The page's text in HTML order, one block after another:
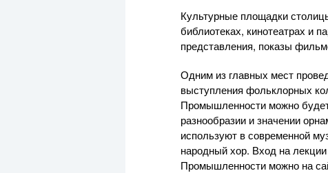
Культурные площадки
библиотеках, кинотеатрах и
представления, показы
Одним из главных мест
выступления фольклорных
Промышленности можно
разнообразии и значении
используют в современной
народный хор. Вход на
Промышленности можно на